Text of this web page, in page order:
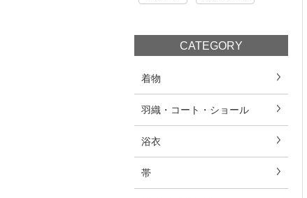
CATEGORY
着物
羽織・コート・ショール
浴衣
帯